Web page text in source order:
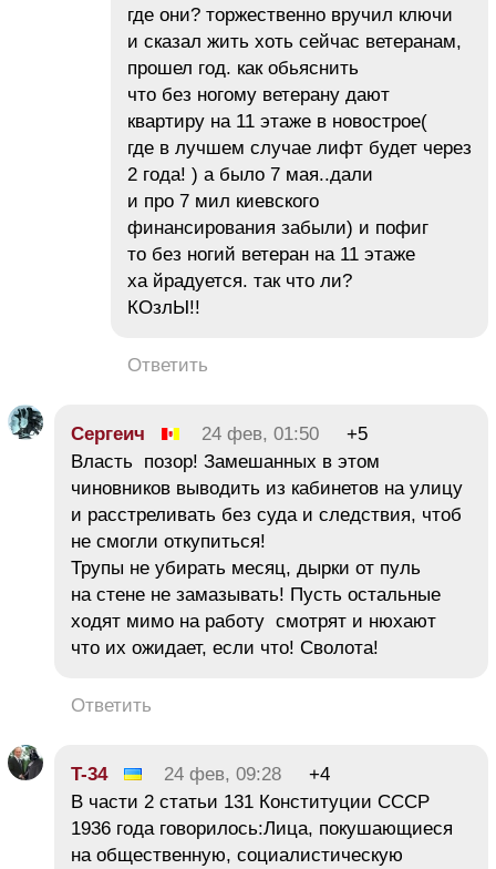
где они? торжественно вручил ключи
и сказал жить хоть сейчас ветеранам,
прошел год. как обьяснить
что без ногому ветерану дают
квартиру на 11 этаже в новострое(
где в лучшем случае лифт будет через
2 года! ) а было 7 мая..дали
и про 7 мил киевского
финансирования забыли) и пофиг
то без ногий ветеран на 11 этаже
ха йрадуется. так что ли?
КОзлЫ!!
Ответить
Сергеич 24 фев, 01:50
+5
Власть позор! Замешанных в этом
чиновников выводить из кабинетов на улицу
и расстреливать без суда и следствия, чтоб
не смогли откупиться!
Трупы не убирать месяц, дырки от пуль
на стене не замазывать! Пусть остальные
ходят мимо на работу смотрят и нюхают
что их ожидает, если что! Сволота!
Ответить
T-34 24 фев, 09:28
+4
В части 2 статьи 131 Конституции СССР
1936 года говорилось:Лица, покушающиеся
на общественную, социалистическую